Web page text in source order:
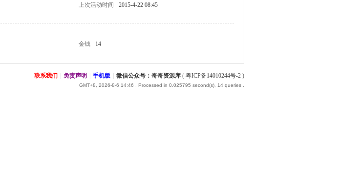
上次活动时间
2015-4-22 08:45
金钱 14
联系我们 免责声明 手机版 微信公众号：奇奇资源库 ( 粤ICP备14010244号-2 )
GMT+8, 2026-8-6 14:46 , Processed in 0.025795 second(s), 14 queries .